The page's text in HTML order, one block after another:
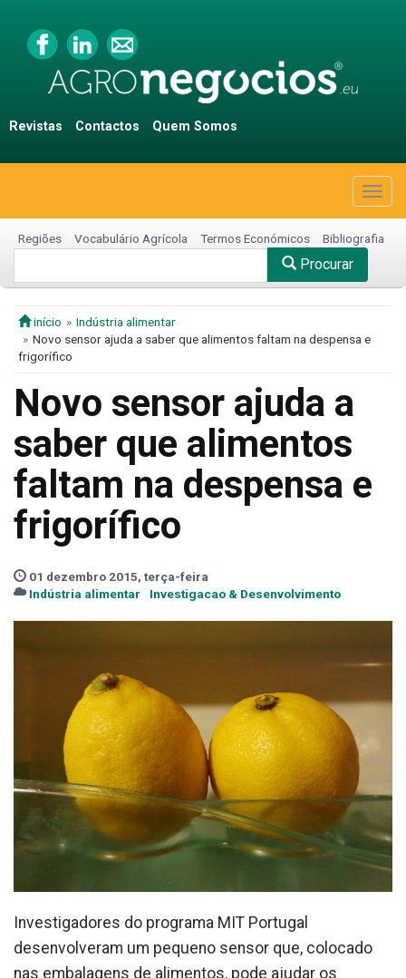
Revistas Contactos Quem Somos
Regiões Vocabulário Agrícola Termos Económicos Bibliografia
Procurar
início
Indústria alimentar
Novo sensor ajuda a saber que alimentos faltam na despensa e
frigorífico
Novo sensor ajuda a
saber que alimentos
faltam na despensa e
frigorífico
01 dezembro 2015, terça-feira
Indústria alimentar
Investigacao & Desenvolvimento
Investigadores do programa MIT Portugal
desenvolveram um pequeno sensor que, colocado
nas embalagens de alimentos, pode ajudar os